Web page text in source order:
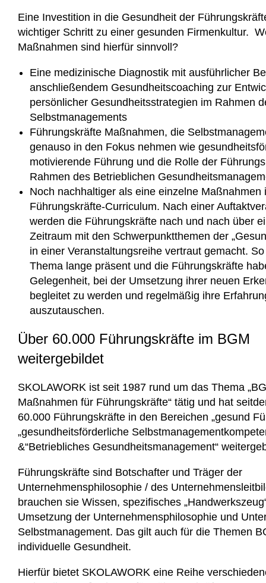
Eine Investition in die Gesundheit der
wichtiger Schritt zu einer gesunden Firmenkultur.
Maßnahmen sind hierfür sinnvoll?
Eine medizinische Diagnostik mit ausführlicher
anschließendem Gesundheitscoaching zur
persönlicher Gesundheitsstrategien im Rahmen
Selbstmanagements
Führungskräfte Maßnahmen, die
genauso in den Fokus nehmen wie
motivierende Führung und die Rolle der
Rahmen des Betrieblichen
Noch nachhaltiger als eine einzelne Maßnahmen
Führungskräfte-Curriculum. Nach einer
werden die Führungskräfte nach und nach über
Zeitraum mit den Schwerpunktthemen der
in einer Veranstaltungsreihe vertraut gemacht.
Thema lange präsent und die Führungskräfte
Gelegenheit, bei der Umsetzung ihrer neuen
begleitet zu werden und regelmäßig ihre
auszutauschen.
Über 60.000 Führungskräfte im BGM
weitergebildet
SKOLAWORK ist seit 1987 rund um das Thema
Maßnahmen für Führungskräfte“ tätig und hat
60.000 Führungskräfte in den Bereichen „gesund
„gesundheitsförderliche
&“Betriebliches Gesundheitsmanagement“
Führungskräfte sind Botschafter und Träger der
Unternehmensphilosophie / des
brauchen sie Wissen, spezifisches
Umsetzung der Unternehmensphilosophie und
Selbstmanagement. Das gilt auch für die Themen
individuelle Gesundheit.
Hierfür bietet SKOLAWORK eine Reihe